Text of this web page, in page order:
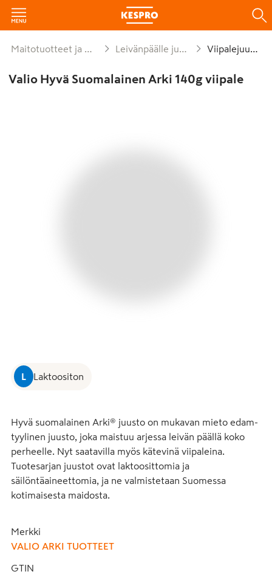
Maitotuotteet ja munat Leivänpäälle juustot Viipalejuusto
Valio Hyvä Suomalainen Arki 140g viipale
L Laktoositon
Hyvä suomalainen Arki® juusto on mukavan mieto edam-
tyylinen juusto, joka maistuu arjessa leivän päällä koko
perheelle. Nyt saatavilla myös kätevinä viipaleina.
Tuotesarjan juustot ovat laktoosittomia ja
säilöntäaineettomia, ja ne valmistetaan Suomessa
kotimaisesta maidosta.
Merkki
VALIO ARKI TUOTTEET
GTIN